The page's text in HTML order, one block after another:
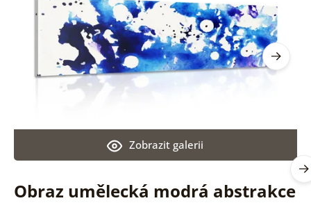
Obraz umělecká modrá abstrakce
Zobrazit galerii